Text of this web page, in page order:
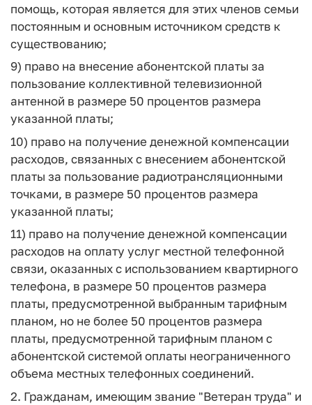
помощь, которая является для этих членов семьи
постоянным и основным источником средств к
существованию;
9) право на внесение абонентской платы за
пользование коллективной телевизионной
антенной в размере 50 процентов размера
указанной платы;
10) право на получение денежной компенсации
расходов, связанных с внесением абонентской
платы за пользование радиотрансляционными
точками, в размере 50 процентов размера
указанной платы;
11) право на получение денежной компенсации
расходов на оплату услуг местной телефонной
связи, оказанных с использованием квартирного
телефона, в размере 50 процентов размера
платы, предусмотренной выбранным тарифным
планом, но не более 50 процентов размера
платы, предусмотренной тарифным планом с
абонентской системой оплаты неограниченного
объема местных телефонных соединений.
2. Гражданам, имеющим звание "Ветеран труда" и